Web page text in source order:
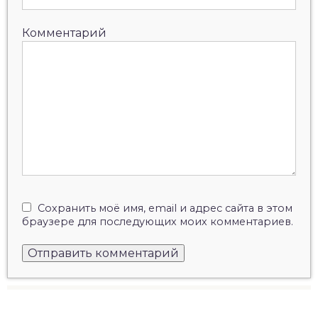
Комментарий
Сохранить моё имя, email и адрес сайта в этом
браузере для последующих моих комментариев.